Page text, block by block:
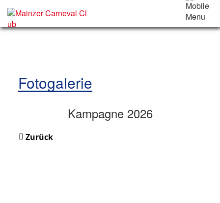
Fotogalerie
Kampagne 2026
Zurück